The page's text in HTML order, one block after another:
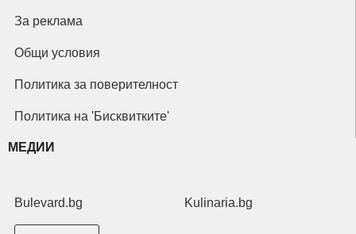
За реклама
Общи условия
Политика за поверителност
Политика на 'Бисквитките'
МЕДИИ
Bulevard.bg Kulinaria.bg